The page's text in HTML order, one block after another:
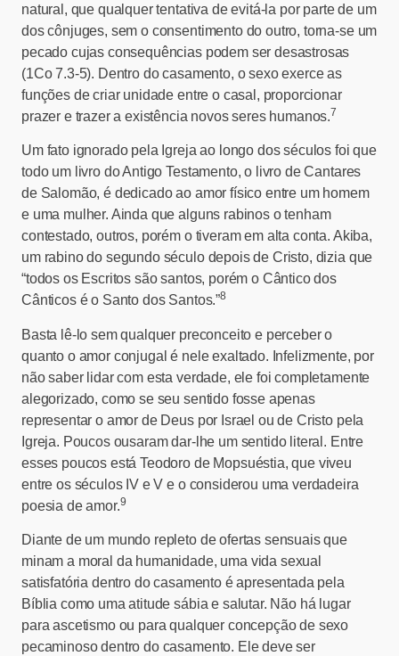
natural, que qualquer tentativa de evitá-la por parte de um
dos cônjuges, sem o consentimento do outro, torna-se um
pecado cujas consequências podem ser desastrosas
(1Co 7.3-5). Dentro do casamento, o sexo exerce as
funções de criar unidade entre o casal, proporcionar
prazer e trazer a existência novos seres humanos.7
Um fato ignorado pela Igreja ao longo dos séculos foi que
todo um livro do Antigo Testamento, o livro de Cantares
de Salomão, é dedicado ao amor físico entre um homem
e uma mulher. Ainda que alguns rabinos o tenham
contestado, outros, porém o tiveram em alta conta. Akiba,
um rabino do segundo século depois de Cristo, dizia que
“todos os Escritos são santos, porém o Cântico dos
Cânticos é o Santo dos Santos.”8
Basta lê-lo sem qualquer preconceito e perceber o
quanto o amor conjugal é nele exaltado. Infelizmente, por
não saber lidar com esta verdade, ele foi completamente
alegorizado, como se seu sentido fosse apenas
representar o amor de Deus por Israel ou de Cristo pela
Igreja. Poucos ousaram dar-lhe um sentido literal. Entre
esses poucos está Teodoro de Mopsuéstia, que viveu
entre os séculos IV e V e o considerou uma verdadeira
poesia de amor.9
Diante de um mundo repleto de ofertas sensuais que
minam a moral da humanidade, uma vida sexual
satisfatória dentro do casamento é apresentada pela
Bíblia como uma atitude sábia e salutar. Não há lugar
para ascetismo ou para qualquer concepção de sexo
pecaminoso dentro do casamento. Ele deve ser